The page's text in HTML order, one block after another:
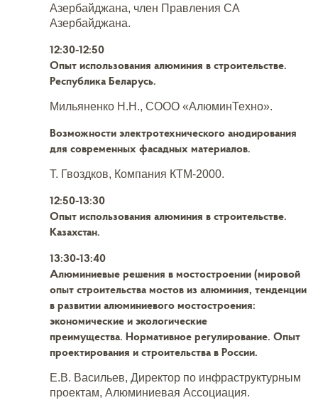
Азербайджана, член Правления СА
Азербайджана.
12:30-12:50
Опыт использования алюминия в строительстве.
Республика Беларусь.
Мильяненко Н.Н., СООО «АлюминТехно».
Возможности электротехнического анодирования
для современных фасадных материалов.
Т. Гвоздков, Компания КТМ-2000.
12:50-13:30
Опыт использования алюминия в строительстве.
Казахстан.
13:30-13:40
Алюминиевые решения в мостостроении (мировой
опыт строительства мостов из алюминия, тенденции
в развитии алюминиевого мостостроения:
экономические и экологические
преимущества. Нормативное регулирование. Опыт
проектирования и строительства в России.
Е.В. Васильев, Директор по инфраструктурным
проектам, Алюминиевая Ассоциация.